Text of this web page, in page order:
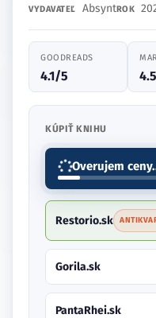
VYDAVATEĽ AbsyntROK
GOODREADS
4.1/5
KÚPIŤ KNIHU
Restorio.sk
Gorila.sk
Preskoly.sk
Martinus.sk